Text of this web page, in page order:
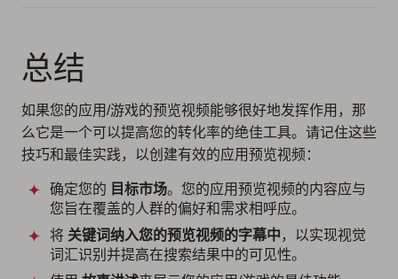
总结
如果您的应用/游戏的预览视频能够很好地发挥作用，那
么它是一个可以提高您的转化率的绝佳工具。请记住这些
技巧和最佳实践，以创建有效的应用预览视频：
确定您的 目标市场。您的应用预览视频的内容应与
您旨在覆盖的人群的偏好和需求相呼应。
将 关键词纳入您的预览视频的字幕中 ，以实现视觉
词汇识别并提高在搜索结果中的可见性。